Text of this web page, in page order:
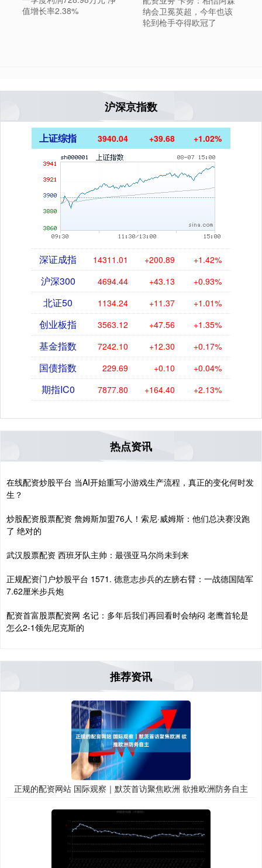
值增长率2.38%
纳会卫冕英超，今年也该
轮到枪手夺得欧冠了
沪深京指数
上证综指 3940.04 +39.68 +1.02%
深证成指 14311.01 +200.89 +1.42%
沪深300 4694.44 +43.13 +0.93%
北证50 1134.24 +11.37 +1.01%
创业板指 3563.12 +47.56 +1.35%
基金指数 7242.10 +12.30 +0.17%
国债指数 229.69 +0.10 +0.04%
期指IC0 7877.80 +164.40 +2.13%
热点资讯
在线配资炒股平台 当AI开始重写小游戏生产流程，真正的变化何时发
生？
炒股配资股票配资 詹姆斯加盟76人！索尼·威姆斯：他们总决赛没跑
了 绝对的
武汉股票配资 西班牙队主帅：最强亚马尔尚未到来
正规配资门户炒股平台 1571. 德意志步兵的左膀右臂：一战德国陆军
7.62厘米步兵炮
配资首富股票配资网 名记：多年后我们再回看时会纳闷 老鹰首轮是
怎么2-1领先尼克斯的
推荐资讯
正规的配资网站 国际观察｜默茨首访聚焦欧洲 欲推欧洲防务自主